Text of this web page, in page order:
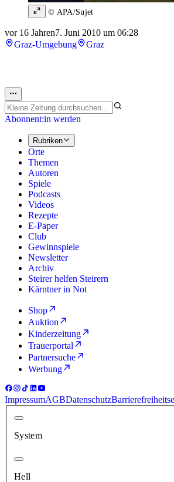
© APA/Sujet
vor 16 Jahren7. Juni 2010 um 06:28
Graz-Umgebung
Graz
Abonnent:in werden
Rubriken
Orte
Themen
Autoren
Spiele
Podcasts
Videos
Rezepte
E-Paper
Club
Gewinnspiele
Newsletter
Archiv
Steirer helfen Steirern
Kärntner in Not
Shop
Auktion
Kinderzeitung
Trauerportal
Partnersuche
Werbung
ImpressumAGBDatenschutz
System
Hell